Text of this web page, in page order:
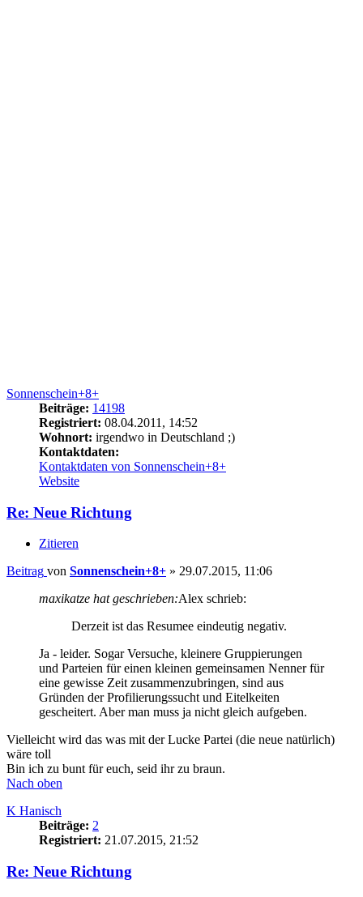
Sonnenschein+8+
Beiträge: 14198
Registriert: 08.04.2011, 14:52
Wohnort: irgendwo in Deutschland ;)
Kontaktdaten:
Kontaktdaten von Sonnenschein+8+
Website
Re: Neue Richtung
Zitieren
Beitrag von Sonnenschein+8+ » 29.07.2015, 11:06
maxikatze hat geschrieben:Alex schrieb:
Derzeit ist das Resumee eindeutig negativ.
Ja - leider. Sogar Versuche, kleinere Gruppierungen
und Parteien für einen kleinen gemeinsamen Nenner für
eine gewisse Zeit zusammenzubringen, sind aus
Gründen der Profilierungssucht und Eitelkeiten
gescheitert. Aber man muss ja nicht gleich aufgeben.
Vielleicht wird das was mit der Lucke Partei (die neue natürlich)
wäre toll
Bin ich zu bunt für euch, seid ihr zu braun.
Nach oben
K Hanisch
Beiträge: 2
Registriert: 21.07.2015, 21:52
Re: Neue Richtung